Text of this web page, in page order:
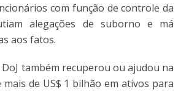
com função de controle da
alegações de suborno e má
aos fatos.
também recuperou ou ajudou na
mais de US$ 1 bilhão em ativos para